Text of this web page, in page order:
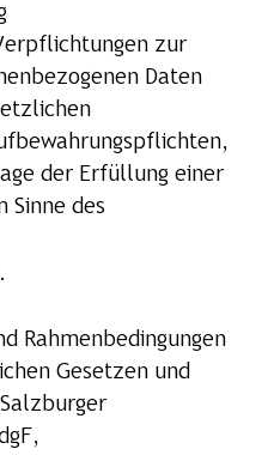
zur
Daten
der Erfüllung einer
Sinne des
Rahmenbedingungen
Gesetzen und